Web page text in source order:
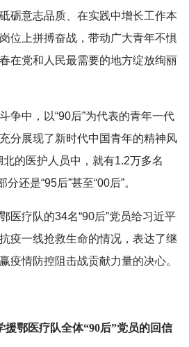
砺意志品质、在实践中增长工作本
位上拼搏奋战，带动广大青年不惧
在党和人民最需要的地方绽放绚丽
争中，以“90后”为代表的青年一代
分展现了新时代中国青年的精神风
的医护人员中，就有1.2万多名
还是“95后”甚至“00后”。
医疗队的34名“90后”党员给习近平
疫一线抢救生命的情况，表达了继
疫情防控阻击战贡献力量的决心。
援鄂医疗队全体“90后”党员的回信